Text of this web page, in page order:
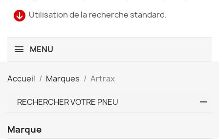
Utilisation de la recherche standard.
MENU
Accueil Marques Artrax
RECHERCHER VOTRE PNEU
Marque